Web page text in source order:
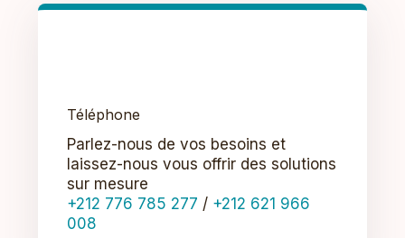
Téléphone
Parlez-nous de vos besoins et
laissez-nous vous offrir des solutions
sur mesure
+212 776 785 277 / +212 621 966
008